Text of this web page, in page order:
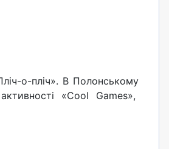
о-пліч». В Полонському
«Cool Games»,